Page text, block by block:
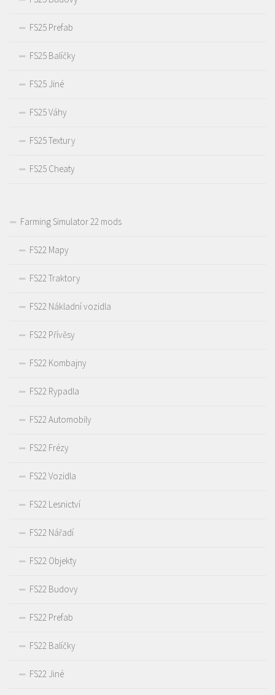
FS25 Prefab
FS25 Balíčky
FS25 Jiné
FS25 Váhy
FS25 Textury
FS25 Cheaty
Farming Simulator 22 mods
FS22 Mapy
FS22 Traktory
FS22 Nákladní vozidla
FS22 Přívěsy
FS22 Kombajny
FS22 Rypadla
FS22 Automobily
FS22 Frézy
FS22 Vozidla
FS22 Lesnictví
FS22 Nářadí
FS22 Objekty
FS22 Budovy
FS22 Prefab
FS22 Balíčky
FS22 Jiné